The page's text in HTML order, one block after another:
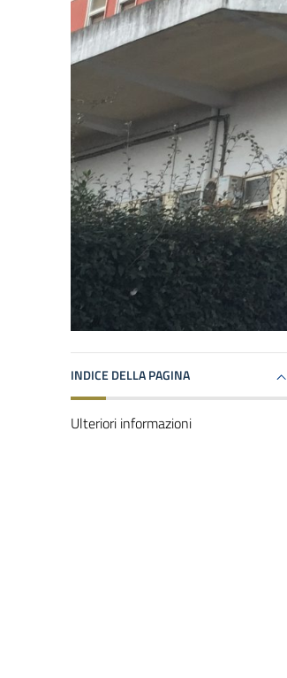
INDICE DELLA PAGINA
Ulteriori informazioni